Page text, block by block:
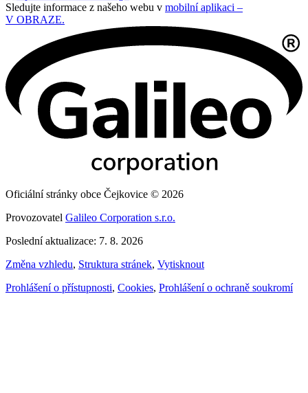
Sledujte informace z našeho webu v mobilní aplikaci –
V OBRAZE.
Oficiální stránky obce Čejkovice © 2026
Provozovatel Galileo Corporation s.r.o.
Poslední aktualizace: 7. 8. 2026
Změna vzhledu, Struktura stránek, Vytisknout
Prohlášení o přístupnosti, Cookies, Prohlášení o ochraně soukromí